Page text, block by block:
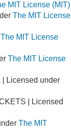
MIT License (MIT)
The MIT License
The MIT License
The MIT License
| Licensed under
| Licensed
The MIT